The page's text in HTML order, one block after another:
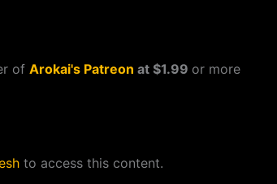
of Arokai's Patreon at $1.99 or more
to access this content.